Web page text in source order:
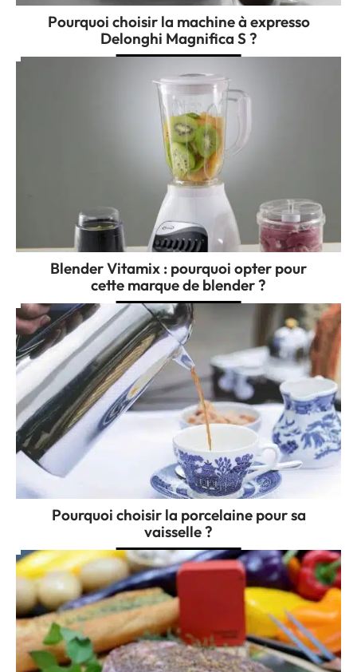
Pourquoi choisir la machine à expresso
Delonghi Magnifica S ?
Blender Vitamix : pourquoi opter pour
cette marque de blender ?
Pourquoi choisir la porcelaine pour sa
vaisselle ?